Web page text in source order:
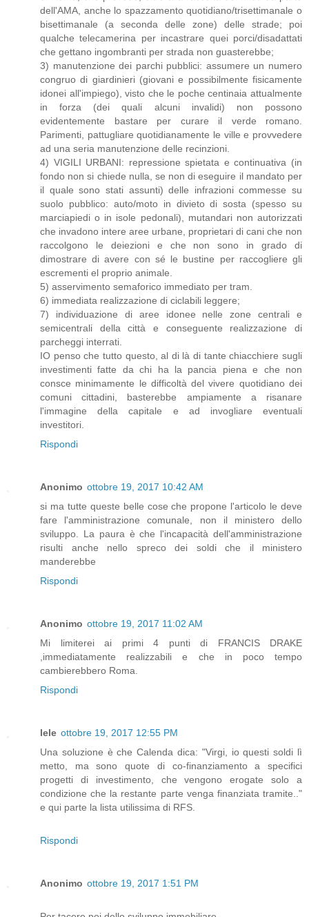
dell'AMA, anche lo spazzamento quotidiano/trisettimanale o
bisettimanale (a seconda delle zone) delle strade; poi
qualche telecamerina per incastrare quei porci/disadattati
che gettano ingombranti per strada non guasterebbe;
3) manutenzione dei parchi pubblici: assumere un numero
congruo di giardinieri (giovani e possibilmente fisicamente
idonei all'impiego), visto che le poche centinaia attualmente
in forza (dei quali alcuni invalidi) non possono
evidentemente bastare per curare il verde romano.
Parimenti, pattugliare quotidianamente le ville e provvedere
ad una seria manutenzione delle recinzioni.
4) VIGILI URBANI: repressione spietata e continuativa (in
fondo non si chiede nulla, se non di eseguire il mandato per
il quale sono stati assunti) delle infrazioni commesse su
suolo pubblico: auto/moto in divieto di sosta (spesso su
marciapiedi o in isole pedonali), mutandari non autorizzati
che invadono intere aree urbane, proprietari di cani che non
raccolgono le deiezioni e che non sono in grado di
dimostrare di avere con sé le bustine per raccogliere gli
escrementi el proprio animale.
5) asservimento semaforico immediato per tram.
6) immediata realizzazione di ciclabili leggere;
7) individuazione di aree idonee nelle zone centrali e
semicentrali della città e conseguente realizzazione di
parcheggi interrati.
IO penso che tutto questo, al di là di tante chiacchiere sugli
investimenti fatte da chi ha la pancia piena e che non
consce minimamente le difficoltà del vivere quotidiano dei
comuni cittadini, basterebbe ampiamente a risanare
l'immagine della capitale e ad invogliare eventuali
investitori.
Rispondi
Anonimo ottobre 19, 2017 10:42 AM
si ma tutte queste belle cose che propone l'articolo le deve
fare l'amministrazione comunale, non il ministero dello
sviluppo. La paura è che l'incapacità dell'amministrazione
risulti anche nello spreco dei soldi che il ministero
manderebbe
Rispondi
Anonimo ottobre 19, 2017 11:02 AM
Mi limiterei ai primi 4 punti di FRANCIS DRAKE
,immediatamente realizzabili e che in poco tempo
cambierebbero Roma.
Rispondi
lele ottobre 19, 2017 12:55 PM
Una soluzione è che Calenda dica: "Virgi, io questi soldi lì
metto, ma sono quote di co-finanziamento a specifici
progetti di investimento, che vengono erogate solo a
condizione che la restante parte venga finanziata tramite.."
e qui parte la lista utilissima di RFS.
Rispondi
Anonimo ottobre 19, 2017 1:51 PM